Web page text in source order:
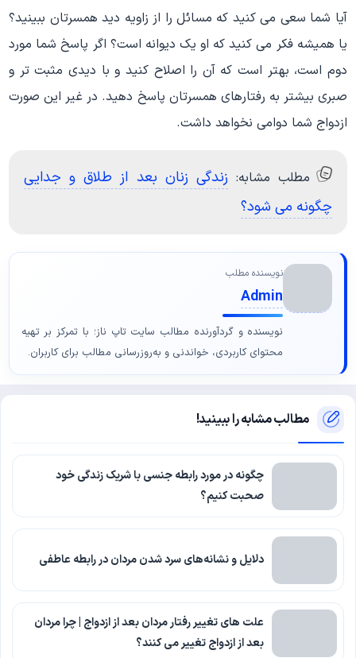
آیا شما سعی می کنید که مسائل را از زاویه دید همسرتان ببینید؟
یا همیشه فکر می کنید که او یک دیوانه است؟ اگر پاسخ شما مورد
دوم است، بهتر است که آن را اصلاح کنید و با دیدی مثبت تر و
صبری بیشتر به رفتارهای همسرتان پاسخ دهید. در غیر این صورت
ازدواج شما دوامی نخواهد داشت.
مطلب مشابه: زندگی زنان بعد از طلاق و جدایی
چگونه می شود؟
نویسنده مطلب
Admin
نویسنده و گردآورنده مطالب سایت تاپ ناز؛ با تمرکز بر تهیه
محتوای کاربردی، خواندنی و به‌روزرسانی مطالب برای کاربران.
مطالب مشابه را ببینید!
چگونه در مورد رابطه جنسی با شریک زندگی خود
صحبت کنیم؟
دلایل و نشانه‌های سرد شدن مردان در رابطه عاطفی
علت های تغییر رفتار مردان بعد از ازدواج | چرا مردان
بعد از ازدواج تغییر می کنند؟